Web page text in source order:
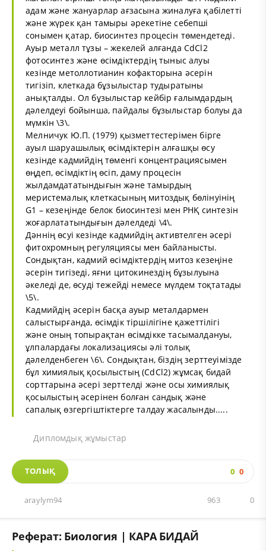
адам және жануарлар ағзасына жиналуға қабілетті
және жүрек қан тамыры әрекетіне себепші
сонымен қатар, биосинтез процесін төмендетеді.
Ауыр металл тұзы – жекелей алғанда CdCl2
фотосинтез және өсімдіктердің тыныс алуы
кезінде метоллотианин кофакторына әсерін
тигізіп, клеткада бұзылыстар тудыратыны
анықталды. Ол бұзылыстар кейбір ғалымдардың
дәлелдеуі бойынша, пайдалы бұзылыстар болуы да
мүмкін \3\.
Мелничук Ю.П. (1979) қызметтестерімен бірге
ауыл шаруашылық өсімдіктерін алғашқы өсу
кезінде кадмийдің төменгі концентрациясымен
өңдеп, өсімдіктің өсіп, даму процесін
жылдамдататындығын және тамырдың
меристемалық клеткасының митоздық бөлінуінің
G1 – кезеңінде белок биосинтезі мен РНҚ синтезін
жоғарлататындығын дәлелдеді \4\.
Дәннің өсуі кезінде кадмийдің активтелген әсері
фитохромның регуляциясы мен байланысты.
Сондықтан, кадмий өсімдіктердің митоз кезеңіне
әсерін тигізеді, яғни цитокинездің бұзылуына
әкеледі де, өсуді тежейді немесе мүлдем тоқтатады
\5\.
Кадмийдің әсерін басқа ауыр металдармен
салыстырғанда, өсімдік тіршілігіне қажеттілігі
және оның топырақтан өсімдікке тасымалдануы,
ұлпалардағы локализациясы әлі толық
дәлелденбеген \6\. Сондықтан, біздің зерттеуімізде
бұл химиялық қосылыстың (CdCl2) жұмсақ бидай
сорттарына әсері зерттелді және осы химиялық
қосылыстың әсерінен болған сандық және
сапалық өзгергіштіктерге талдау жасалынды.....
Дипломдық жұмыстар
ТОЛЫҚ 0 0
araylym94 0
963
Реферат: Биология | КАРА БИДАЙ